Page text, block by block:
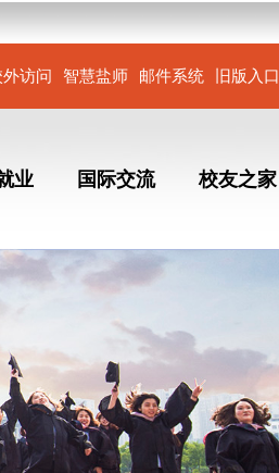
旧版入口
邮件系统
智慧盐师
访问
业 国际交流 校友之家